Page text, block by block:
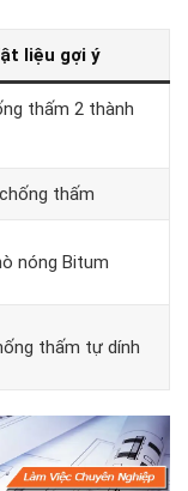
liệu gợi ý
thấm 2 thành
thấm
nóng Bitum
thấm tự dính